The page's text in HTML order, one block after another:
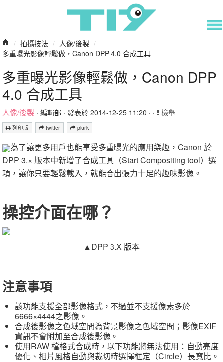
/ 拍攝技法 / 人像/後製 /
多重曝光影像輕鬆做，Canon DPP 4.0 合成工具
多重曝光影像輕鬆做，Canon DPP
4.0 合成工具
人像/後製 · 編輯部 · 發表於 2014-12-25 11:20 · · 檢舉
列印版 twitter plurk
為了讓更多用戶也能享受多重曝光的應用樂趣，Canon 於
DPP 3.× 版本中新增了合成工具（Start Compositing tool）選
項，讓你只要輕鬆載入，就能合出張力十足的趣味影像。
操控介面在哪？
▲DPP 3.X 版本
注意事項
該功能支援全部影像格式，不過並不支援像素多於
6666×4444之影像。
合成後影像之色域空間為背景影像之色域空間；影像EXIF
資訊不會附加至合成後影像。
使用RAW 檔格式合成時，以下功能將無法使用：自動亮度
優化、相片風格自動與裁切時選擇框定（Circle）長寬比。